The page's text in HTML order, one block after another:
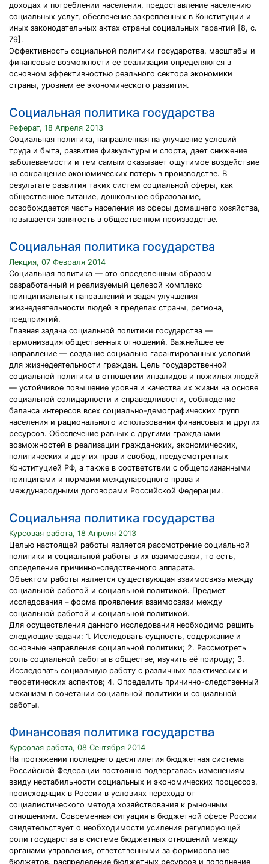
доходах и потреблении населения, предоставление населению
социальных услуг, обеспечение закрепленных в Конституции и
иных законодательных актах страны социальных гарантий [8, с.
79].
Эффективность социальной политики государства, масштабы и
финансовые возможности ее реализации определяются в
основном эффективностью реального сектора экономики
страны, уровнем ее экономического развития.
Социальная политика государства
Реферат, 18 Апреля 2013
Социальная политика, направленная на улучшение условий
труда и быта, развитие физкультуры и спорта, дает снижение
заболеваемости и тем самым оказывает ощутимое воздействие
на сокращение экономических потерь в производстве. В
результате развития таких систем социальной сферы, как
общественное питание, дошкольное образование,
освобождается часть населения из сферы домашнего хозяйства,
повышается занятость в общественном производстве.
Социальная политика государства
Лекция, 07 Февраля 2014
Социальная политика — это определенным образом
разработанный и реализуемый целевой комплекс
принципиальных направлений и задач улучшения
жизнедеятельности людей в пределах страны, региона,
предприятий.
Главная задача социальной политики государства —
гармонизация общественных отношений. Важнейшее ее
направление — создание социально гарантированных условий
для жизнедеятельности граждан. Цель государственной
социальной политики в отношении инвалидов и пожилых людей
— устойчивое повышение уровня и качества их жизни на основе
социальной солидарности и справедливости, соблюдение
баланса интересов всех социально-демографических групп
населения и рационального использования финансовых и других
ресурсов. Обеспечение равных с другими гражданами
возможностей в реализации гражданских, экономических,
политических и других прав и свобод, предусмотренных
Конституцией РФ, а также в соответствии с общепризнанными
принципами и нормами международного права и
международными договорами Российской Федерации.
Социальняа политика государства
Курсовая работа, 18 Апреля 2013
Целью настоящей работы является рассмотрение социальной
политики и социальной работы в их взаимосвязи, то есть,
определение причинно-следственного аппарата.
Объектом работы является существующая взаимосвязь между
социальной работой и социальной политикой. Предмет
исследования – форма проявления взаимосвязи между
социальной работой и социальной политикой.
Для осуществления данного исследования необходимо решить
следующие задачи: 1. Исследовать сущность, содержание и
основные направления социальной политики; 2. Рассмотреть
роль социальной работы в обществе, изучить её природу; 3.
Исследовать социальную работу с различных практических и
теоретических аспектов; 4. Определить причинно-следственный
механизм в сочетании социальной политики и социальной
работы.
Финансовая политика государства
Курсовая работа, 08 Сентября 2014
На протяжении последнего десятилетия бюджетная система
Российской Федерации постоянно подвергалась изменениям
ввиду нестабильности социальных и экономических процессов,
происходящих в России в условиях перехода от
социалистического метода хозяйствования к рыночным
отношениям. Современная ситуация в бюджетной сфере России
свидетельствует о необходимости усиления регулирующей
роли государства в системе бюджетных отношений между
органами управления, ответственными за формирование
бюджетов, распределение бюджетных ресурсов и пополнение